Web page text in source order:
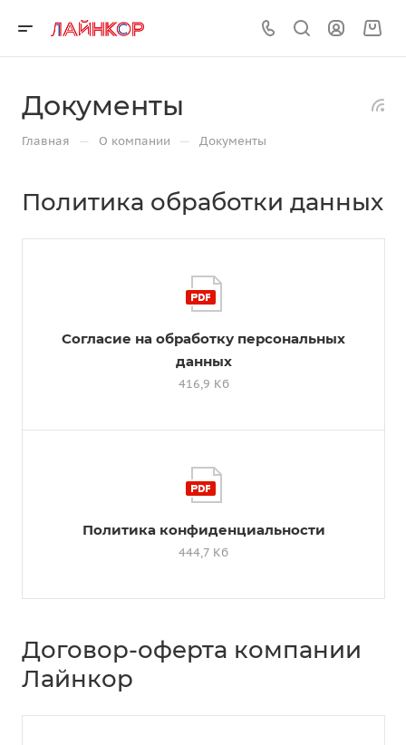
Документы
Главная — О компании — Документы
Политика обработки данных
Согласие на обработку персональных
данных
416,9 Кб
Политика конфиденциальности
444,7 Кб
Договор-оферта компании
Лайнкор